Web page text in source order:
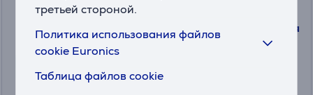
третьей стороной.
Политика использования файлов
cookie Euronics
Таблица файлов cookie
Nacon Starter Pack, Nintendo
Switch 2, голубой - Чехол для
переноски
На складе